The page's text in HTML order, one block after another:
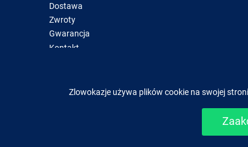
Dostawa
Zwroty
Gwarancja
Kontakt
Zlowokazje używa plików cookie na swojej